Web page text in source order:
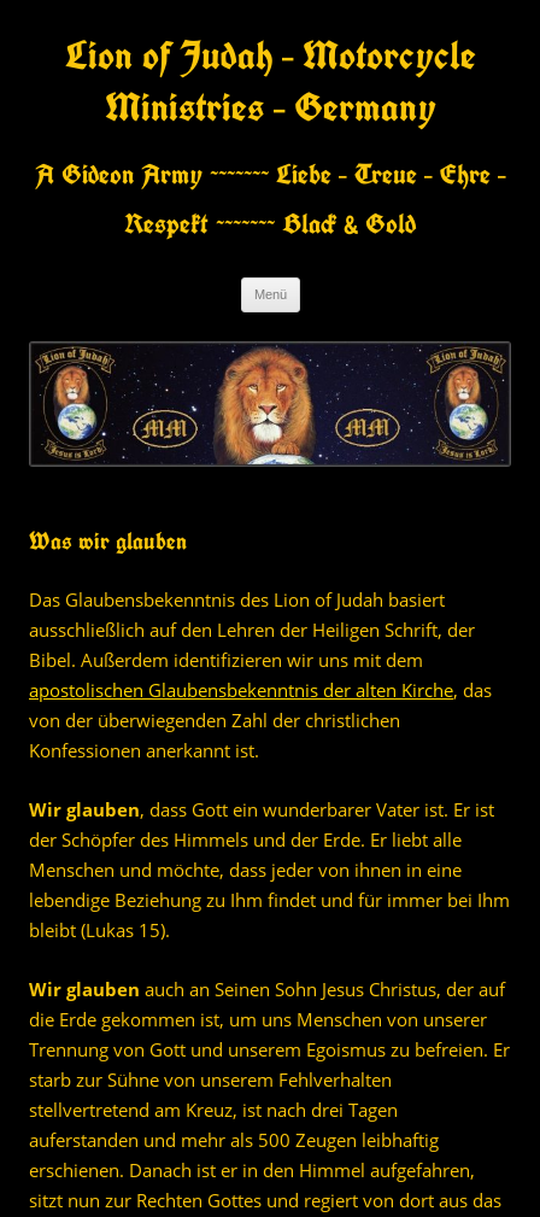
springenLion of Judah – Motorcycle
Ministries – Germany
A Gideon Army ~~~~~~~ Liebe – Treue – Ehre –
Respekt ~~~~~~~ Black & Gold
Menü
Was wir glauben
Das Glaubensbekenntnis des Lion of Judah basiert
ausschließlich auf den Lehren der Heiligen Schrift, der
Bibel. Außerdem identifizieren wir uns mit dem
apostolischen Glaubensbekenntnis der alten Kirche, das
von der überwiegenden Zahl der christlichen
Konfessionen anerkannt ist.
Wir glauben, dass Gott ein wunderbarer Vater ist. Er ist
der Schöpfer des Himmels und der Erde. Er liebt alle
Menschen und möchte, dass jeder von ihnen in eine
lebendige Beziehung zu Ihm findet und für immer bei Ihm
bleibt (Lukas 15).
Wir glauben auch an Seinen Sohn Jesus Christus, der auf
die Erde gekommen ist, um uns Menschen von unserer
Trennung von Gott und unserem Egoismus zu befreien. Er
starb zur Sühne von unserem Fehlverhalten
stellvertretend am Kreuz, ist nach drei Tagen
auferstanden und mehr als 500 Zeugen leibhaftig
erschienen. Danach ist er in den Himmel aufgefahren,
sitzt nun zur Rechten Gottes und regiert von dort aus das